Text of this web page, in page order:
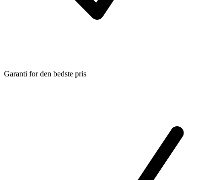
Garanti for den bedste pris